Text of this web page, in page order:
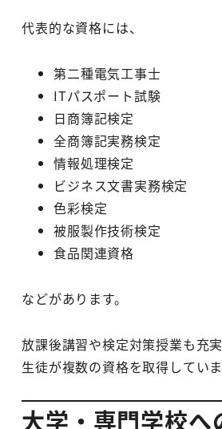
代表的な資格には、
第二種電気工事士
ITパスポート試験
日商簿記検定
全商簿記実務検定
情報処理検定
ビジネス文書実務検定
色彩検定
被服製作技術検定
食品関連資格
などがあります。
放課後講習や検定対策授業も充
生徒が複数の資格を取得していま
大学・専門学校へ